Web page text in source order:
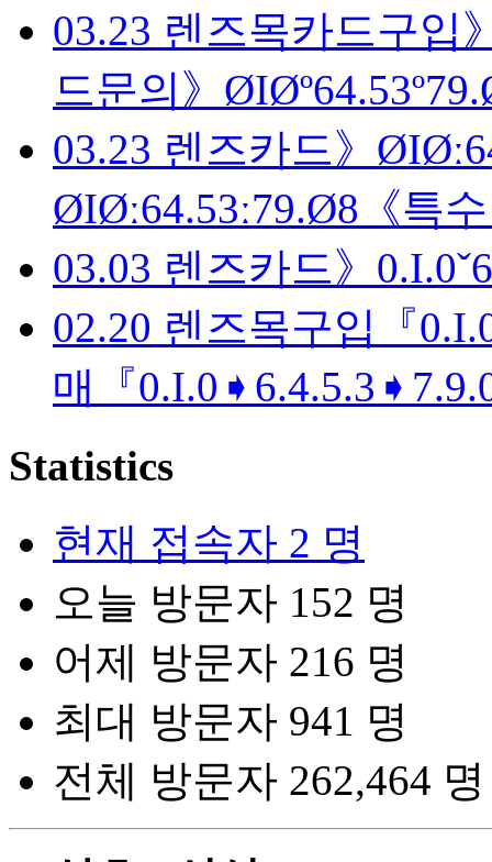
03.23 렌즈목카드구입
드문의》
03.23 렌즈카드》
ØIØː64.53ː79.Ø8《특
03.03 렌즈카드》
02.20 렌즈목구입『
매『
Statistics
현재 접속자 2 명
오늘 방문자 152 명
어제 방문자 216 명
최대 방문자 941 명
전체 방문자 262,464 명